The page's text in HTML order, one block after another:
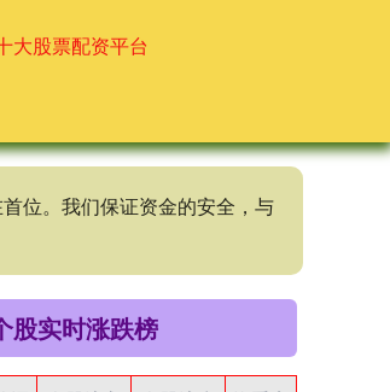
大股票配资平台
位。我们保证资金的安全，与
股实时涨跌榜